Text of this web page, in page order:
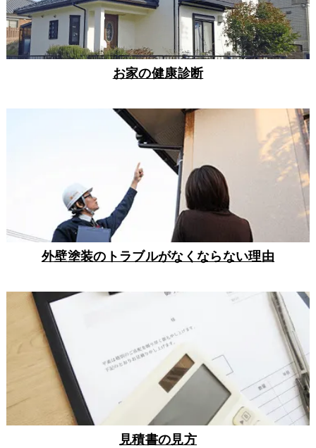
お家の健康診断
外壁塗装のトラブルがなくならない理由
見積書の見方